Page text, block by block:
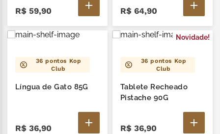
R$ 59,90 R$ 64,90
36 pontos Kop
Club
Língua de Gato 85G
R$ 36,90
Novidade!
36 pontos Kop
Club
Tablete Recheado
Pistache 90G
R$ 36,90